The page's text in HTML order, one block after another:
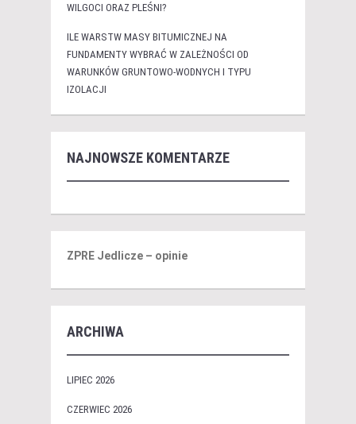
WILGOCI ORAZ PLEŚNI?
ILE WARSTW MASY BITUMICZNEJ NA
FUNDAMENTY WYBRAĆ W ZALEŻNOŚCI OD
WARUNKÓW GRUNTOWO-WODNYCH I TYPU
IZOLACJI
NAJNOWSZE KOMENTARZE
ZPRE Jedlicze – opinie
ARCHIWA
LIPIEC 2026
CZERWIEC 2026